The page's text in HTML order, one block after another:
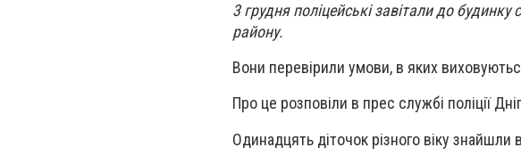
3 грудня поліцейські завітали до
району.
Вони перевірили умови, в яких
Про це розповіли в прес службі поліції
Одинадцять діточок різного віку